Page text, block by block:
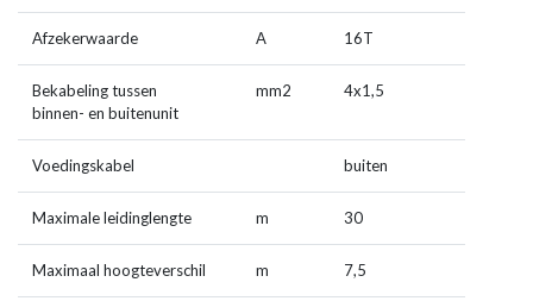
Afzekerwaarde A 16T
Bekabeling tussen
binnen- en buitenunit
mm2 4x1,5
Voedingskabel buiten
Maximale leidinglengte m 30
Maximaal hoogteverschil m 7,5